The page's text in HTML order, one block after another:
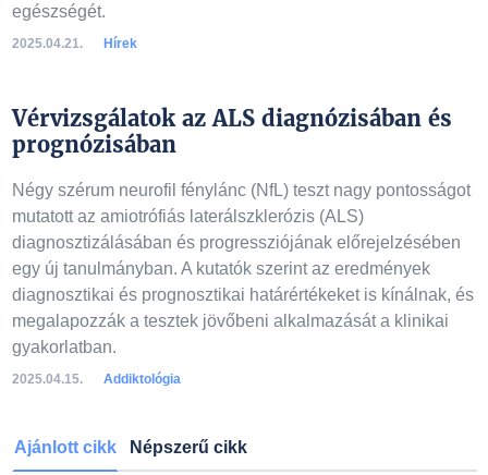
egészségét.
2025.04.21. Hírek
Vérvizsgálatok az ALS diagnózisában és
prognózisában
Négy szérum neurofil fénylánc (NfL) teszt nagy pontosságot
mutatott az amiotrófiás laterálszklerózis (ALS)
diagnosztizálásában és progressziójának előrejelzésében
egy új tanulmányban. A kutatók szerint az eredmények
diagnosztikai és prognosztikai határértékeket is kínálnak, és
megalapozzák a tesztek jövőbeni alkalmazását a klinikai
gyakorlatban.
2025.04.15. Addiktológia
Ajánlott cikk Népszerű cikk